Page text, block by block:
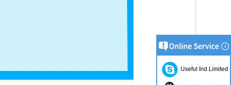
Useful Ind Limited